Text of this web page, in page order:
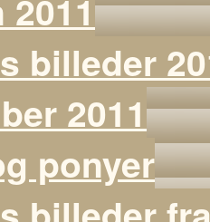
billeder
2011
ponyer